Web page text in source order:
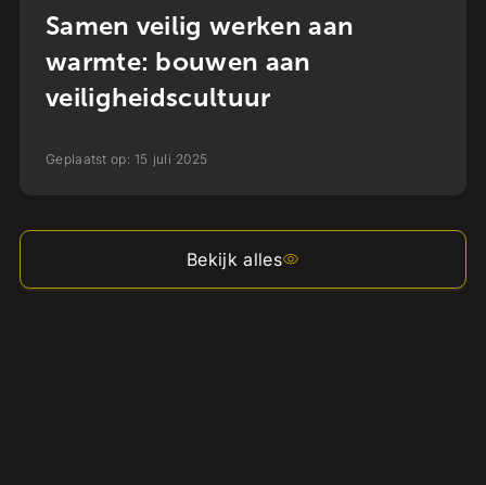
Samen veilig werken aan
warmte: bouwen aan
veiligheidscultuur
Geplaatst op: 15 juli 2025
Bekijk alles